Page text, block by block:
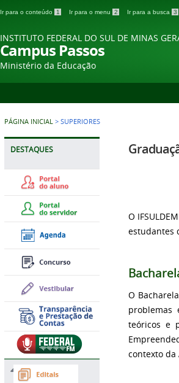
Ir para o conteúdo 1 Ir para o menu 2 Ir para a busca 3
INSTITUTO FEDERAL DO SUL DE MINAS
Campus Passos
Ministério da Educação
PÁGINA INICIAL > SUPERIORES
DESTAQUES
O
estudantes
O
problemas
teóricos e
contexto da